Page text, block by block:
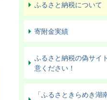
ふるさと納税について
寄附金実績
ふるさと納税の偽サイ
意ください！
「ふるさときらめき湖